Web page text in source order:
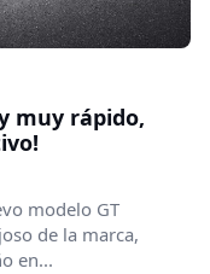
muy rápido,
modelo GT
de la marca,
en...